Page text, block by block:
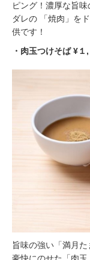
ピング！濃厚な旨
ダレの 「焼⾁」を
供です！
・⾁⽟つけそば ¥
旨味の強い「満⽉